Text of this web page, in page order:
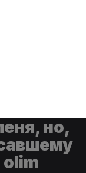
но,
olim